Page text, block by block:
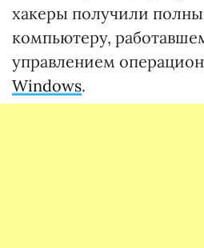
хакеры получили
компьютеру,
управлением
Windows.